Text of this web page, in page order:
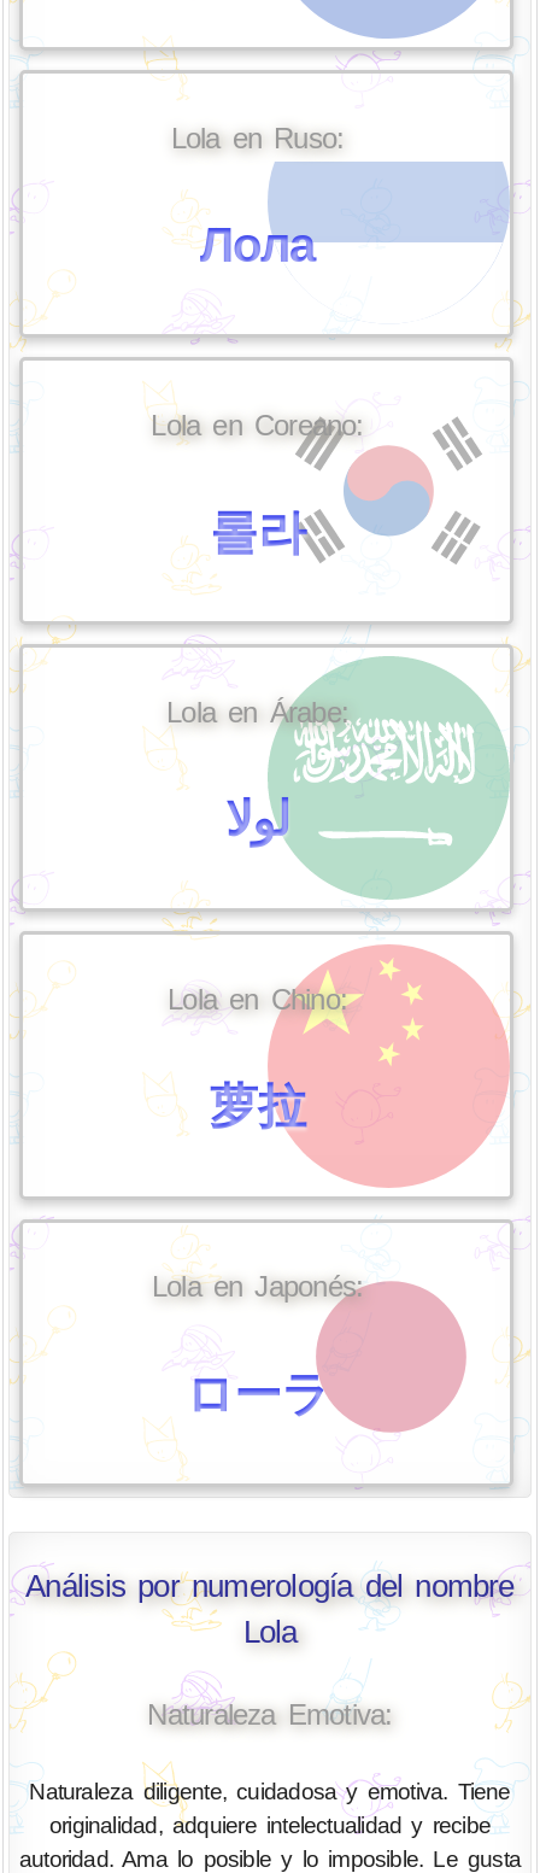
Lola en Ruso:
Лола
Lola en Coreano:
롤라
Lola en Árabe:
لولا
Lola en Chino:
萝拉
Lola en Japonés:
ローラ
Análisis por numerología del nombre
Lola
Naturaleza Emotiva:
Naturaleza diligente, cuidadosa y emotiva. Tiene
originalidad, adquiere intelectualidad y recibe
autoridad. Ama lo posible y lo imposible. Le gusta